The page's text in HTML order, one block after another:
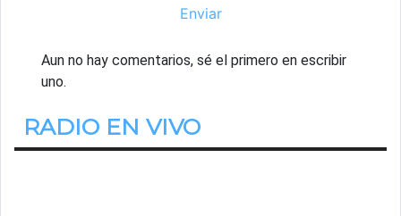
Enviar
Aun no hay comentarios, sé el primero en escribir
uno.
RADIO EN VIVO